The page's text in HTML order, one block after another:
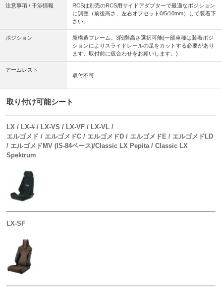
注意事項 / 干渉情報
RCSは別売のRCS用サイドアダプターで最適なポジション
に調整（前後高さ、左右オフセット0/5/10mm）して装着下
さい。
ポジション
新構造フレーム。3段階高さ選択可能(一部車種は装着ポジ
ションによりスライドレールの足をカットする必要があり
ます、取付前に仮合わせをお願いします。)
アームレスト
取付不可
取り付け可能シート
LX / LX-# / LX-VS / LX-VF / LX-VL /
エルゴメド / エルゴメドC / エルゴメドD / エルゴメドE / エルゴメドLD
/ エルゴメドMV (IS-84ベース)/Classic LX Pepita / Classic LX
Spektrum
LX-SF